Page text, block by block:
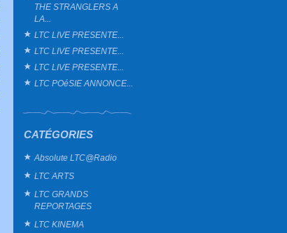
THE STRANGLERS A
LA...
LTC LIVE PRESENTE...
LTC LIVE PRESENTE...
LTC LIVE PRESENTE...
LTC POéSIE ANNONCE...
CATÉGORIES
Absolute LTC@Radio
LTC ARTS
LTC GRANDS
REPORTAGES
LTC KINEMA